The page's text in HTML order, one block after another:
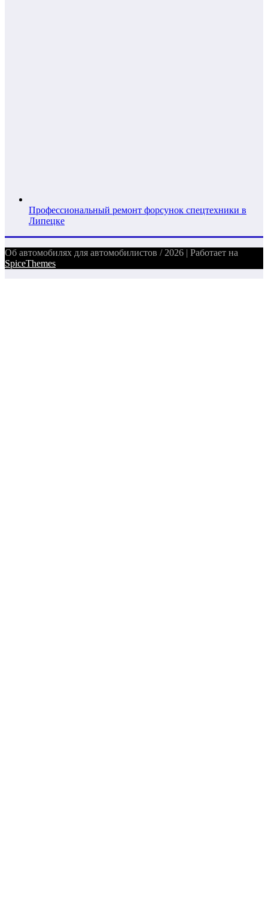
Профессиональный ремонт форсунок спецтехники в
Липецке
Об автомобилях для автомобилистов / 2026 | Работает на
SpiceThemes